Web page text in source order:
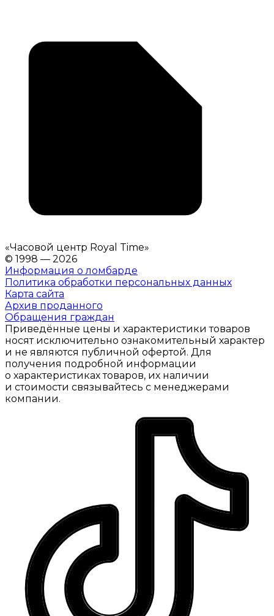
«Часовой центр Royal Time»
© 1998 — 2026
Информация о ломбарде
Политика обработки персональных данных
Карта сайта
Архив проданного
Обращения граждан
Приведённые цены и характеристики товаров
носят исключительно ознакомительный характер
и не являются публичной офертой. Для
получения подробной информации
о характеристиках товаров, их наличии
и стоимости связывайтесь с менеджерами
компании.